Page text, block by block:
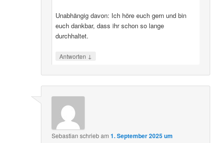
Unabhängig davon: Ich höre euch gern und bin
euch dankbar, dass ihr schon so lange
durchhaltet.
Antworten ↓
Sebastian schriebam1. September 2025 um